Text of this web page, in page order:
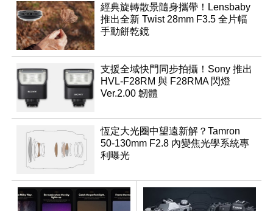
經典旋轉散景隨身攜帶！Lensbaby
推出全新 Twist 28mm F3.5 全片幅
手動餅乾鏡
支援全域快門同步拍攝！Sony 推出
HVL-F28RM 與 F28RMA 閃燈
Ver.2.00 韌體
恆定大光圈中望遠新解？Tamron
50-130mm F2.8 內變焦光學系統專
利曝光